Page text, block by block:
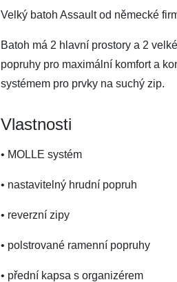
Velký batoh Assault od německé
Batoh má 2 hlavní prostory a 2
popruhy pro maximální komfort a
systémem pro prvky na suchý zip.
Vlastnosti
• MOLLE systém
• nastavitelný hrudní popruh
• reverzní zipy
• polstrované ramenní popruhy
• přední kapsa s organizérem